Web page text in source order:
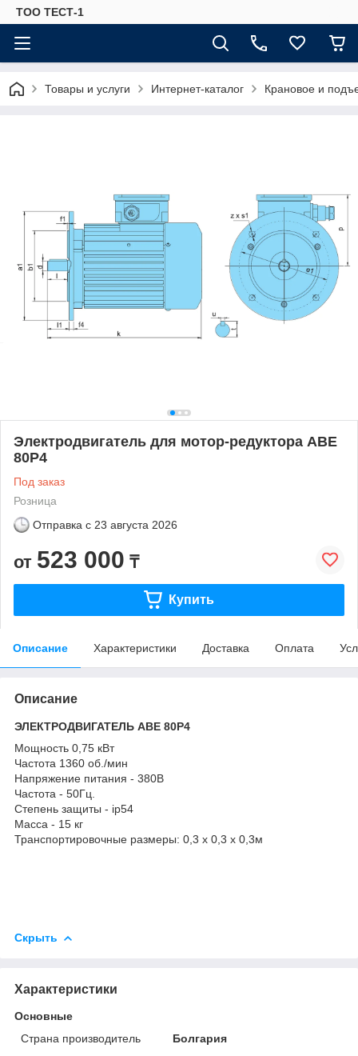
ТОО ТЕСТ-1
Товары и услуги Интернет-каталог Крановое и
Электродвигатель для мотор-редуктора АВЕ
80Р4
Под заказ
Розница
Отправка с 23 августа 2026
от 523 000 ₸
Купить
Описание Характеристики Доставка Оплата
Описание
ЭЛЕКТРОДВИГАТЕЛЬ АВЕ 80Р4
Мощность 0,75 кВт
Частота 1360 об./мин
Напряжение питания - 380В
Частота - 50Гц.
Степень защиты - ip54
Масса - 15 кг
Транспортировочные размеры: 0,3 х 0,3 х 0,3м
Скрыть
Характеристики
Основные
Страна производитель
Болгария